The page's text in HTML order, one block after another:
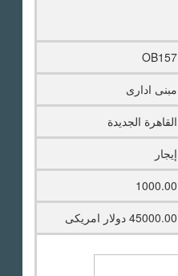
OB157
مبنى ادارى
القاهرة الجديدة
إيجار
1000.00
45000.00 دولار امريكى